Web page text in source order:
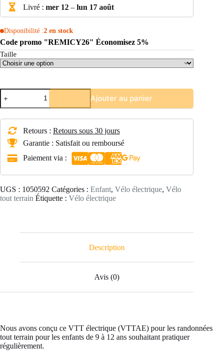
Livré : mer 12 – lun 17 août
Disponibilité :2 en stock
Code promo "REMICY26" Économisez 5%
Taille
quantité
de
VTT
électrique
Enfant
ROCKRIDER
500
Pouces
12
ans
Ajouter au panier
Retours : Retours sous 30 jours
Garantie : Satisfait ou remboursé
Paiement via :
UGS : 1050592 Catégories : Enfant, Vélo électrique, Vélo
tout terrain Étiquette : Vélo électrique
Description
Avis (0)
Nous avons conçu ce VTT électrique (VTTAE) pour les randonnées
tout terrain pour les enfants de 9 à 12 ans souhaitant pratiquer
régulièrement.